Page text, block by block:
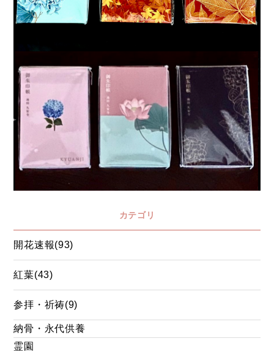
カテゴリ
開花速報(93)
紅葉(43)
参拝・祈祷(9)
納骨・永代供養
霊園